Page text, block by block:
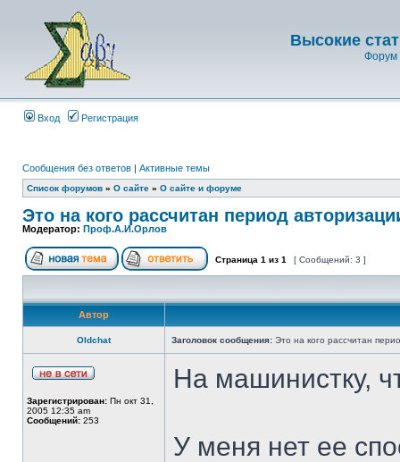
Высокие
Форум
Вход Регистрация
Сообщения без ответов | Активные темы
Список форумов » О сайте » О сайте и форуме
Это на кого рассчитан период
Модератор: Проф.А.И.Орлов
Страница 1 из 1 [ Сообщений: 3 ]
Автор
Oldchat Заголовок сообщения: Это на кого рассчитан
Зарегистрирован: Пн окт 31,
2005 12:35 am
Сообщений: 253
На машинистку,
У меня нет ее